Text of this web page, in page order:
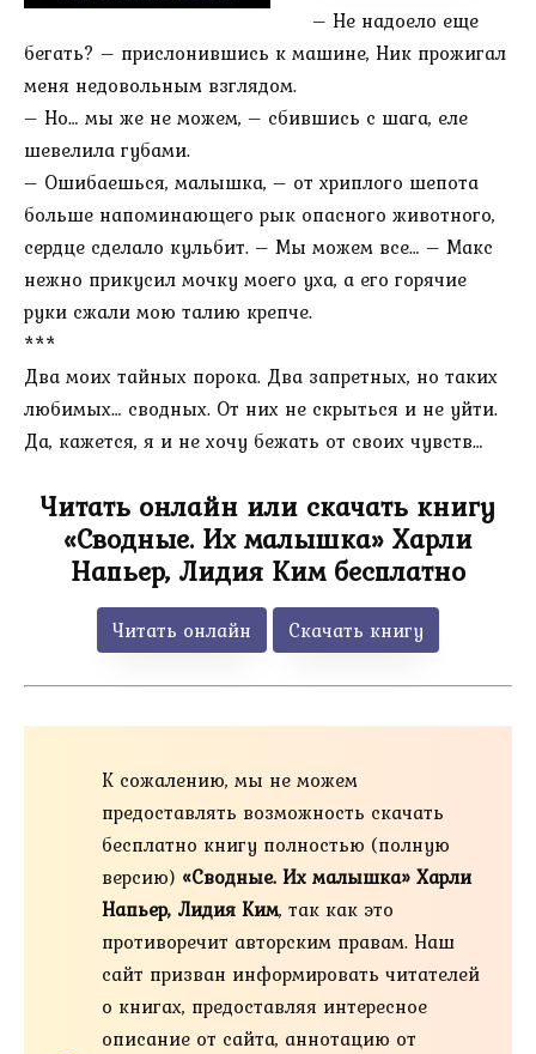
– Не надоело еще
бегать? – прислонившись к машине, Ник прожигал
меня недовольным взглядом.
– Но… мы же не можем, – сбившись с шага, еле
шевелила губами.
– Ошибаешься, малышка, – от хриплого шепота
больше напоминающего рык опасного животного,
сердце сделало кульбит. – Мы можем все… – Макс
нежно прикусил мочку моего уха, а его горячие
руки сжали мою талию крепче.
***
Два моих тайных порока. Два запретных, но таких
любимых… сводных. От них не скрыться и не уйти.
Да, кажется, я и не хочу бежать от своих чувств…
Читать онлайн или скачать книгу
«Сводные. Их малышка» Харли
Напьер, Лидия Ким бесплатно
Читать онлайн Скачать книгу
К сожалению, мы не можем
предоставлять возможность скачать
бесплатно книгу полностью (полную
версию) «Сводные. Их малышка» Харли
Напьер, Лидия Ким, так как это
противоречит авторским правам. Наш
сайт призван информировать читателей
о книгах, предоставляя интересное
описание от сайта, аннотацию от